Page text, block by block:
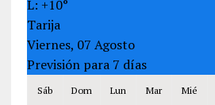
L: +10°
Tarija
Viernes, 07 Agosto
Previsión para 7 días
Sáb Dom Lun Mar Mié